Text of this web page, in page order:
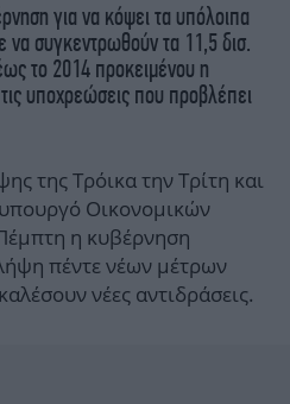
για να κόψει τα υπόλοιπα
συγκεντρωθούν τα 11,5 δισ.
το 2014 προκειμένου η
υποχρεώσεις που προβλέπει
της Τρόικα την Τρίτη και
Οικονομικών
η κυβέρνηση
πέντε νέων μέτρων
νέες αντιδράσεις.